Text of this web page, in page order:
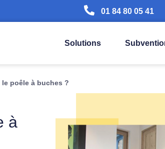
01 84 80 05 41
Solutions
poêle à buches ?
à